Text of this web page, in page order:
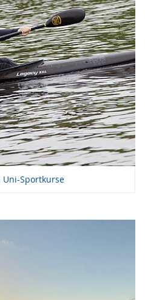
Uni-Sportkurse